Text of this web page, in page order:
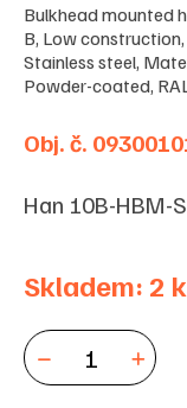
Bulkhead mounted
B, Low
Stainless steel,
Powder-coated,
Obj. č.
Han 10B-HBM-
Skladem: 2